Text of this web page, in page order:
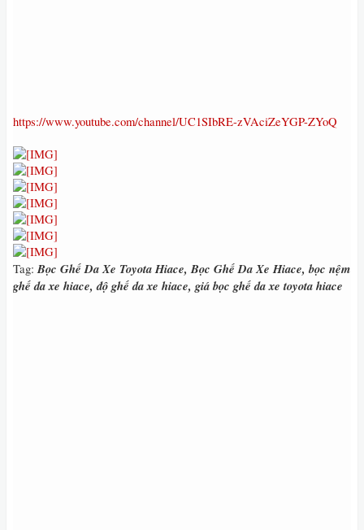
https://www.youtube.com/channel/UC1SIbRE-zVAciZeYGP-ZYoQ
Tag:Bọc Ghế Da Xe Toyota Hiace, Bọc Ghế Da Xe Hiace, bọc nệm
ghế da xe hiace, độ ghế da xe hiace, giá bọc ghế da xe toyota hiace